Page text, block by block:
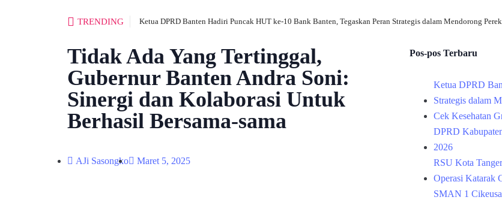
TRENDING Ketua DPRD Banten Hadiri Puncak HUT ke-10 Bank Banten, Tegaskan Peran Strategis dalam Mendorong
Tidak Ada Yang Tertinggal,
Gubernur Banten Andra Soni:
Sinergi dan Kolaborasi Untuk
Berhasil Bersama-sama
AJi Sasongko Maret 5, 2025
Pos-pos Terbaru
Ketua DPRD
Strategis dalam
Cek Kesehatan
DPRD
2026
RSU Kota
Operasi Katarak
SMAN 1